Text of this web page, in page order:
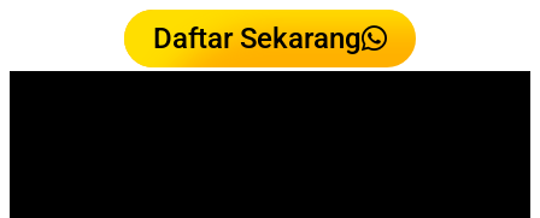
Daftar Sekarang